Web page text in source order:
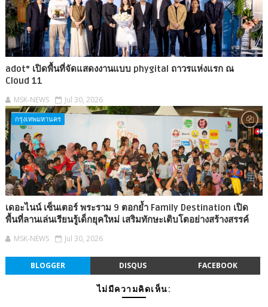
adot° เปิดพื้นที่จัดแสดงงานแบบ phygital ถาวรแห่งแรก ณ
Cloud 11
MSK-NEWS Jul 30, 2026
กรุงเทพมหานคร
เดอะไนน์ เซ็นเตอร์ พระราม 9 ตอกย้ำ Family Destination เปิด
พื้นที่ลานเล่นเรียนรู้เด็กยุคใหม่ เสริมทักษะเติบโตอย่างสร้างสรรค์
MSK-NEWS Jul 30, 2026
BLOGGER DISQUS FACEBOOK
ไม่มีความคิดเห็น: